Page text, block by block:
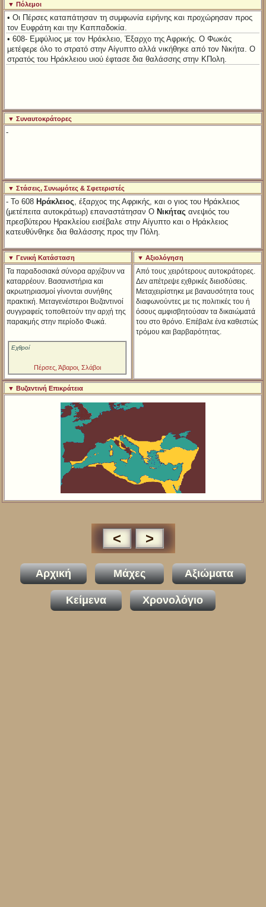
▼ Πόλεμοι
• Οι Πέρσες καταπάτησαν τη συμφωνία ειρήνης και προχώρησαν προς
τον Ευφράτη και την Καππαδοκία.
• 608- Εμφύλιος με τον Ηράκλειο, Έξαρχο της Αφρικής. Ο Φωκάς
μετέφερε όλο το στρατό στην Αίγυπτο αλλά νικήθηκε από τον Νικήτα. Ο
στρατός του Ηράκλειου υιού έφτασε δια θαλάσσης στην ΚΠολη.
▼ Συναυτοκράτορες
-
▼ Στάσεις, Συνωμότες & Σφετεριστές
- Το 608 Ηράκλειος, έξαρχος της Αφρικής, και ο γιος του Ηράκλειος
(μετέπειτα αυτοκράτωρ) επαναστάτησαν Ο Νικήτας ανεψιός του
πρεσβύτερου Ηρακλείου εισέβαλε στην Αίγυπτο και ο Ηράκλειος
κατευθύνθηκε δια θαλάσσης προς την Πόλη.
▼ Γενική Κατάσταση ▼ Αξιολόγηση
Τα παραδοσιακά σύνορα αρχίζουν να
καταρρέουν. Βασανιστήρια και
ακρωτηριασμοί γίνονται συνήθης
πρακτική. Μεταγενέστεροι Βυζαντινοί
συγγραφείς τοποθετούν την αρχή της
παρακμής στην περίοδο Φωκά.
Εχθροί
Πέρσες, Άβαροι, Σλάβοι
Από τους χειρότερους αυτοκράτορες.
Δεν απέτρεψε εχθρικές διεισδύσεις.
Μεταχειρίστηκε με βαναυσότητα τους
διαφωνούντες με τις πολιτικές του ή
όσους αμφισβητούσαν τα δικαιώματά
του στο θρόνο. Επέβαλε ένα καθεστώς
τρόμου και βαρβαρότητας.
▼ Βυζαντινή Επικράτεια
< >
Αρχική Μάχες Αξιώματα
Κείμενα Χρονολόγιο